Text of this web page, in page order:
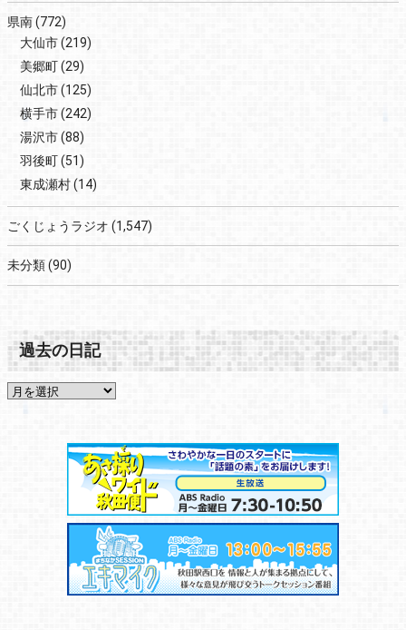
県南(772)
大仙市(219)
美郷町(29)
仙北市(125)
横手市(242)
湯沢市(88)
羽後町(51)
東成瀬村(14)
ごくじょうラジオ (1,547)
未分類(90)
過去の日記